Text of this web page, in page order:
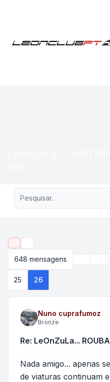
Pesquisa avançada
Pesquisar
648 mensagens
Página26
25 26
Nuno cuprafumoz
Bronze
Re: LeOnZuLa...
Nada amigo... apenas
de viaturas continuam